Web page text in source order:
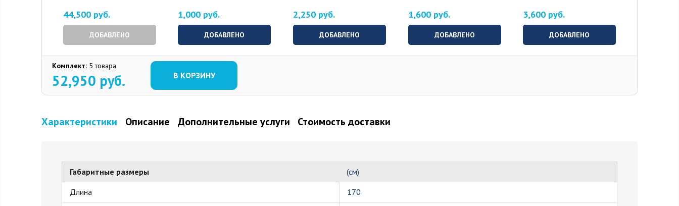
44,500 руб.
ДОБАВЛЕНО
1,000 руб.
ДОБАВЛЕНО
2,250 руб.
ДОБАВЛЕНО
1,600 руб.
ДОБАВЛЕНО
3,600 руб.
ДОБАВЛЕНО
Комплект: 5 товара
52,950 руб. В КОРЗИНУ
Характеристики Описание Дополнительные услуги Стоимость доставки
Габаритные размеры
(см)
Длина
170